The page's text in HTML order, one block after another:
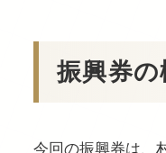
振興券
今回の振興券は、